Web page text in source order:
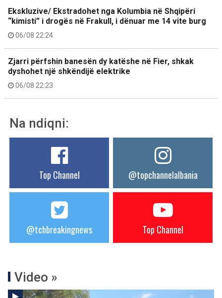
Ekskluzive/ Ekstradohet nga Kolumbia në Shqipëri
“kimisti” i drogës në Frakull, i dënuar me 14 vite burg
06/08 22:24
Zjarri përfshin banesën dy katëshe në Fier, shkak
dyshohet një shkëndijë elektrike
06/08 22:23
Na ndiqni:
Top Channel @topchannelalbania
@tchbreakingnews Top Channel
Video »